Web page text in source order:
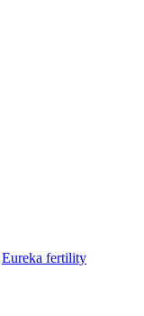
Eureka fertility